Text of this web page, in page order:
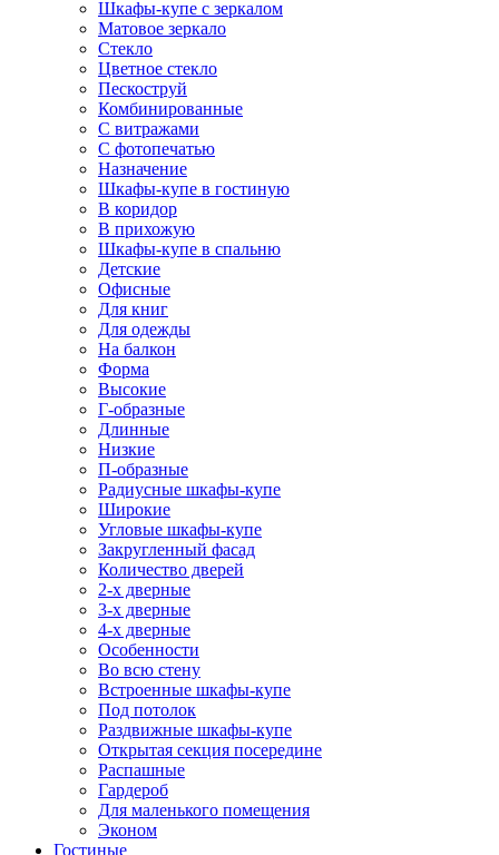
Шкафы-купе с зеркалом
Матовое зеркало
Стекло
Цветное стекло
Пескоструй
Комбинированные
С витражами
С фотопечатью
Назначение
Шкафы-купе в гостиную
В коридор
В прихожую
Шкафы-купе в спальню
Детские
Офисные
Для книг
Для одежды
На балкон
Форма
Высокие
Г-образные
Длинные
Низкие
П-образные
Радиусные шкафы-купе
Широкие
Угловые шкафы-купе
Закругленный фасад
Количество дверей
2-х дверные
3-х дверные
4-х дверные
Особенности
Во всю стену
Встроенные шкафы-купе
Под потолок
Раздвижные шкафы-купе
Открытая секция посередине
Распашные
Гардероб
Для маленького помещения
Эконом
Гостиные